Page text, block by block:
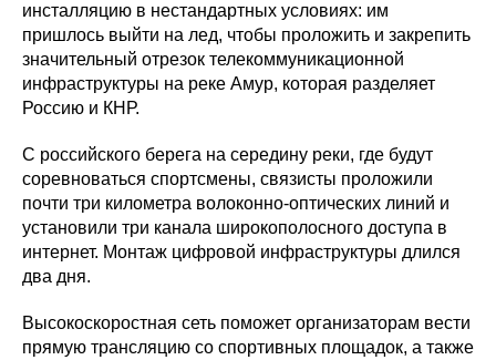
инсталляцию в нестандартных условиях: им
пришлось выйти на лед, чтобы проложить и закрепить
значительный отрезок телекоммуникационной
инфраструктуры на реке Амур, которая разделяет
Россию и КНР.
С российского берега на середину реки, где будут
соревноваться спортсмены, связисты проложили
почти три километра волоконно-оптических линий и
установили три канала широкополосного доступа в
интернет. Монтаж цифровой инфраструктуры длился
два дня.
Высокоскоростная сеть поможет организаторам вести
прямую трансляцию со спортивных площадок, а также